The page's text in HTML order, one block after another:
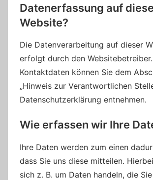
Datenerfassung auf
Website?
Die Datenverarbeitung auf dieser
erfolgt durch den
Kontaktdaten können Sie dem
„Hinweis zur Verantwortlichen
Datenschutzerklärung entnehmen.
Wie erfassen wir Ihre
Ihre Daten werden zum einen
dass Sie uns diese mitteilen.
sich z. B. um Daten handeln, die